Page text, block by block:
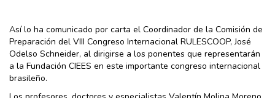
Así lo ha comunicado por carta el Coordinador de la Comisión de
Preparación del VIII Congreso Internacional RULESCOOP, José
Odelso Schneider, al dirigirse a los ponentes que representarán
a la Fundación CIEES en este importante congreso internacional
brasileño.